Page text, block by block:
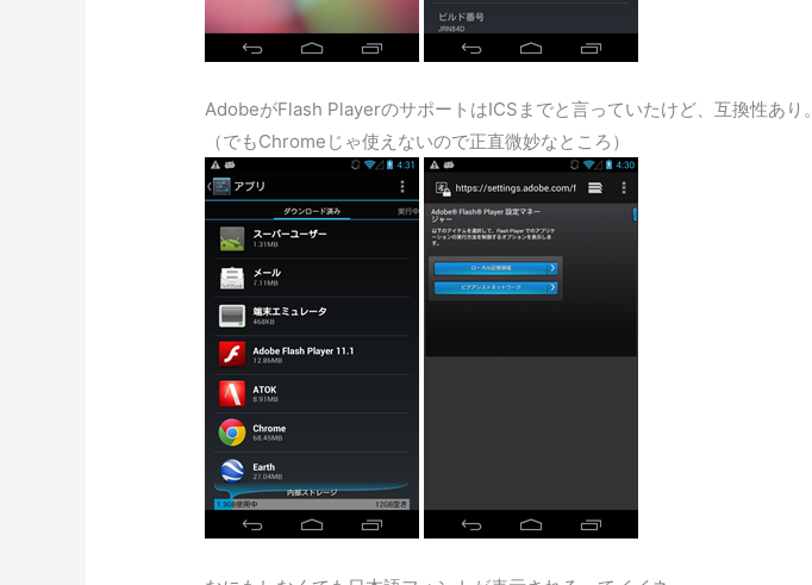
AdobeがFlash PlayerのサポートはICSまでと言っていたけど、互換性あり。
（でもChromeじゃ使えないので正直微妙なところ）